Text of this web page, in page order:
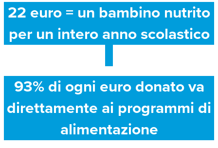
22 euro = un bambino nutrito
per un intero anno scolastico
93% di ogni euro donato va
direttamente ai programmi di
alimentazione